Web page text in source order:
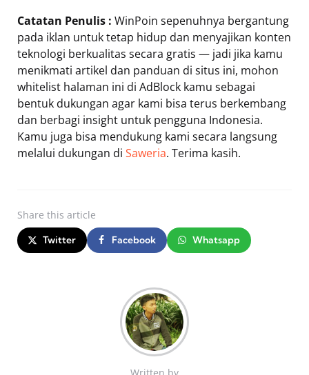
Catatan Penulis : WinPoin sepenuhnya bergantung
pada iklan untuk tetap hidup dan menyajikan konten
teknologi berkualitas secara gratis — jadi jika kamu
menikmati artikel dan panduan di situs ini, mohon
whitelist halaman ini di AdBlock kamu sebagai
bentuk dukungan agar kami bisa terus berkembang
dan berbagi insight untuk pengguna Indonesia.
Kamu juga bisa mendukung kami secara langsung
melalui dukungan di Saweria. Terima kasih.
Share this article
Twitter Facebook Whatsapp